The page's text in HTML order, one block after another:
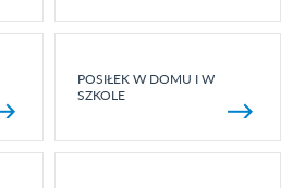
POSIŁEK W DOMU I W
SZKOLE